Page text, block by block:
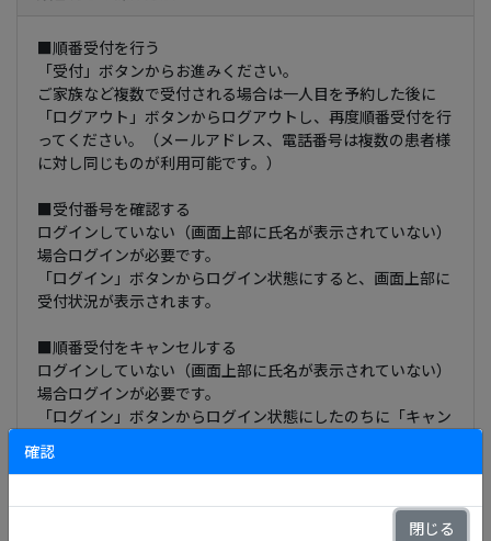
■順番受付を行う
「受付」ボタンからお進みください。
ご家族など複数で受付される場合は一人目を予約した後に
「ログアウト」ボタンからログアウトし、再度順番受付を行
ってください。（メールアドレス、電話番号は複数の患者様
に対し同じものが利用可能です。）
■受付番号を確認する
ログインしていない（画面上部に氏名が表示されていない）
場合ログインが必要です。
「ログイン」ボタンからログイン状態にすると、画面上部に
受付状況が表示されます。
■順番受付をキャンセルする
ログインしていない（画面上部に氏名が表示されていない）
場合ログインが必要です。
「ログイン」ボタンからログイン状態にしたのちに「キャン
受付番号に近くなりましたらお知らせメールを配信するサー
確認
閉じる